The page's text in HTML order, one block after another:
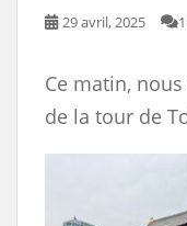
29 avril, 2025
Ce matin,
de la tour de